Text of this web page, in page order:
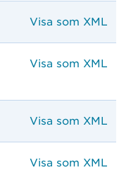
Visa som XML
Visa som XML
Visa som XML
Visa som XML